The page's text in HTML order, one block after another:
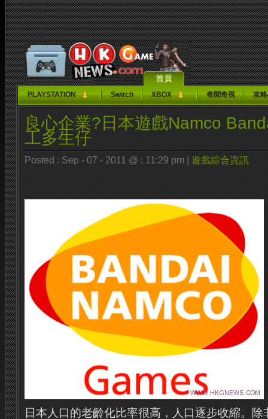
首頁
PLAYSTATION Switch XBOX 奇聞奇視 攻
良心企業?日本遊戲Namco
工多生仔
Posted : Sep - 07 - 2011 @ : 11:29 pm | 遊戲綜合資訊
日本人口的老齡化比率很高，人口逐步收縮。 除